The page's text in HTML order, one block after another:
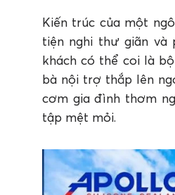
2. Vì sao khe tủ
3. Keo silicone
4. Vì sao thợ
5. Khi chọn keo
Kiến trúc của một
tiện nghi thư giãn và
khách có thể coi là
bà nội trợ thắp lên
cơm gia đình thơm
tập mệt mỏi.